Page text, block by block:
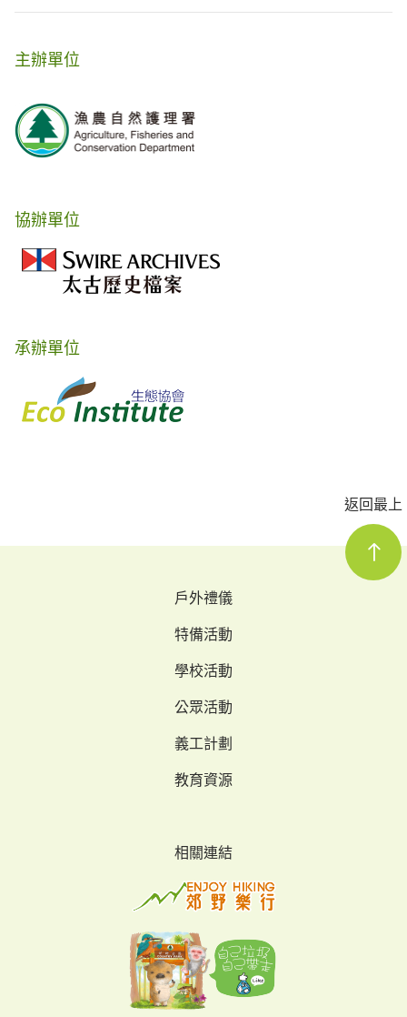
主辦單位
協辦單位
承辦單位
返回最上
戶外禮儀
特備活動
學校活動
公眾活動
義工計劃
教育資源
相關連結